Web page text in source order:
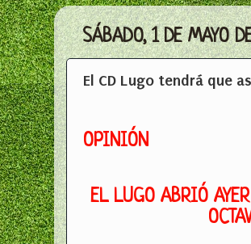
SÁBADO, 1 DE MAYO
El CD Lugo tendrá que
OPINIÓN
EL LUGO ABRIÓ